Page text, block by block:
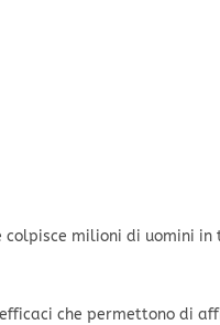
colpisce milioni di uomini
che permettono di